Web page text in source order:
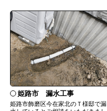
姫路市 漏水工事
姫路市飾磨区今在家北のＴ様邸で漏